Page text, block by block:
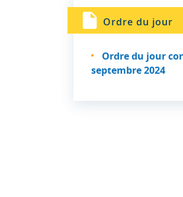
Ordre du jour
Ordre du jour
septembre 2024